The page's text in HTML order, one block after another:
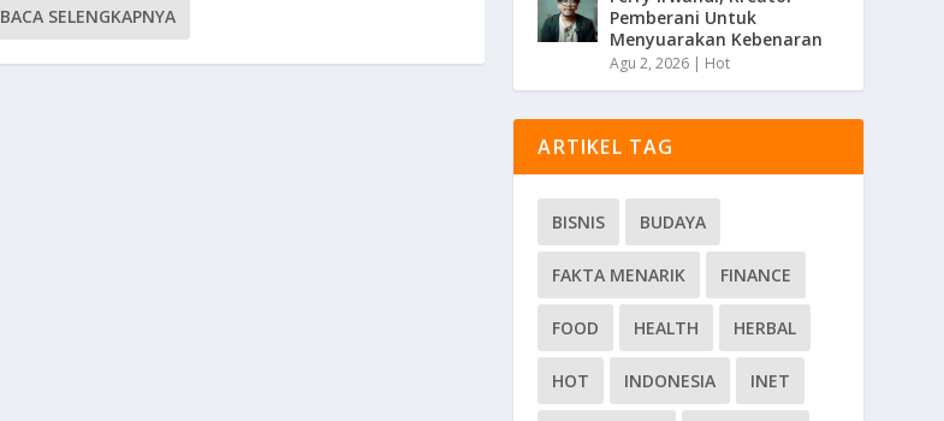
BACA SELENGKAPNYA
Pemberani Untuk
Menyuarakan Kebenaran
Agu 2, 2026 | Hot
ARTIKEL TAG
BISNIS BUDAYA
FAKTA MENARIK FINANCE
FOOD HEALTH HERBAL
HOT INDONESIA INET